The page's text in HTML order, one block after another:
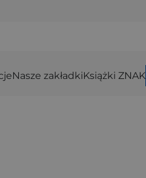
Nasze zakładkiKsiążki ZNAK